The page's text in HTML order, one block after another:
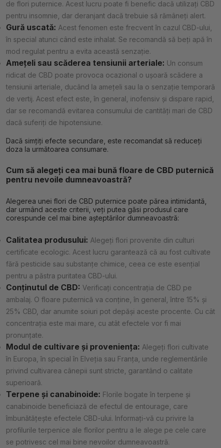
de flori puternice. Acest lucru poate fi benefic dacă utilizați CBD
pentru insomnie, dar deranjant dacă trebuie să rămâneți alert.
Gură uscată: Acest fenomen este frecvent în cazul CBD-ului,
în special atunci când este inhalat. Se recomandă să beți apă în
mod regulat pentru a evita această senzație.
Amețeli sau scăderea tensiunii arteriale: Un consum
ridicat de CBD poate provoca ocazional o ușoară scădere a
tensiunii arteriale, ducând la amețeli sau la o senzație temporară
de vertij. Acest efect este, în general, inofensiv și dispare rapid,
dar se recomandă evitarea consumului de cantități mari de CBD
dacă suferiți de hipotensiune.
Dacă simțiți efecte secundare, este recomandat să reduceți
doza la următoarea consumare.
Cum să alegeți cea mai bună floare de CBD puternică
pentru nevoile dumneavoastră?
Alegerea unei flori de CBD puternice poate părea intimidantă,
dar urmând aceste criterii, veți putea găsi produsul care
corespunde cel mai bine așteptărilor dumneavoastră:
Calitatea produsului: Alegeți flori provenite din culturi
certificate ecologic. Acest lucru garantează că au fost cultivate
fără pesticide sau substanțe chimice, ceea ce este esențial
pentru a păstra puritatea CBD-ului.
Conținutul de CBD: Verificați concentrația de CBD pe
ambalaj. O floare puternică va conține, în general, între 15% și
25% CBD, dar anumite soiuri pot depăși aceste procente. Cu cât
concentrația este mai mare, cu atât efectele vor fi mai
pronunțate.
Modul de cultivare și proveniența: Alegeți flori cultivate
în Europa, în special în Elveția sau Franța, unde reglementările
privind cultivarea cânepii sunt stricte, garantând o calitate
superioară.
Terpene și canabinoide: Florile bogate în terpene și
canabinoide beneficiază de efectul de entourage, care
îmbunătățește efectele CBD-ului. Informați-vă cu privire la
profilurile terpenice ale florilor pentru a le alege pe cele care
se potrivesc cel mai bine nevoilor dumneavoastră.